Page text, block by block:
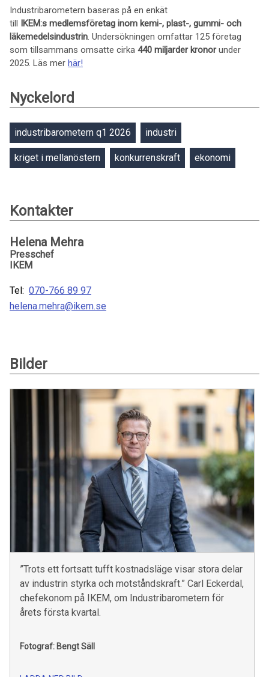
Industribarometern baseras på en enkät
till IKEM:s medlemsföretag inom kemi-, plast-, gummi- och
läkemedelsindustrin. Undersökningen omfattar 125 företag
som tillsammans omsatte cirka 440 miljarder kronorunder
2025. Läs mer här!
Nyckelord
industribarometern q1 2026 industri
kriget i mellanöstern konkurrenskraft ekonomi
Kontakter
Helena Mehra
Presschef
IKEM
Tel: 070-766 89 97
helena.mehra@ikem.se
Bilder
”Trots ett fortsatt tufft kostnadsläge visar stora delar
av industrin styrka och motståndskraft.” Carl Eckerdal,
chefekonom på IKEM, om Industribarometern för
årets första kvartal.
Fotograf: Bengt Säll